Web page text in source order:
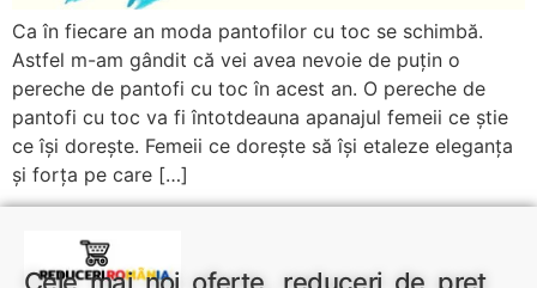
Ca în fiecare an moda pantofilor cu toc se schimbă.
Astfel m-am gândit că vei avea nevoie de puțin o
pereche de pantofi cu toc în acest an. O pereche de
pantofi cu toc va fi întotdeauna apanajul femeii ce știe
ce își dorește. Femeii ce dorește să își etaleze eleganța
și forța pe care […]